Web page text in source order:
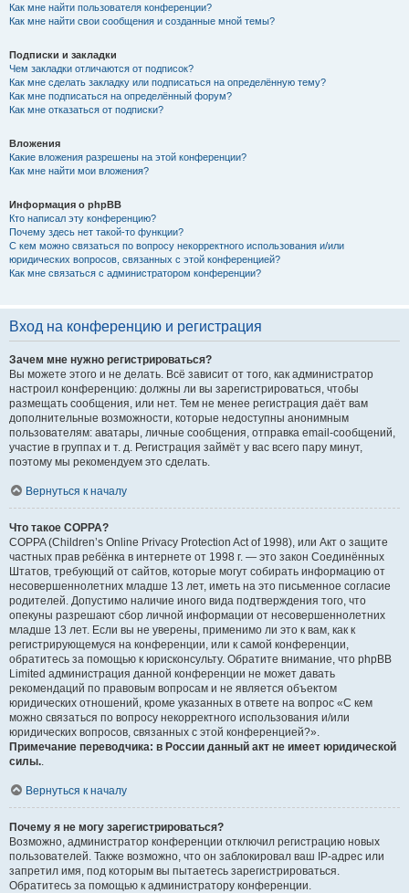
Как мне найти пользователя конференции?
Как мне найти свои сообщения и созданные мной темы?
Подписки и закладки
Чем закладки отличаются от подписок?
Как мне сделать закладку или подписаться на определённую тему?
Как мне подписаться на определённый форум?
Как мне отказаться от подписки?
Вложения
Какие вложения разрешены на этой конференции?
Как мне найти мои вложения?
Информация о phpBB
Кто написал эту конференцию?
Почему здесь нет такой-то функции?
С кем можно связаться по вопросу некорректного использования и/или
юридических вопросов, связанных с этой конференцией?
Как мне связаться с администратором конференции?
Вход на конференцию и регистрация
Зачем мне нужно регистрироваться?
Вы можете этого и не делать. Всё зависит от того, как администратор
настроил конференцию: должны ли вы зарегистрироваться, чтобы
размещать сообщения, или нет. Тем не менее регистрация даёт вам
дополнительные возможности, которые недоступны анонимным
пользователям: аватары, личные сообщения, отправка email-сообщений,
участие в группах и т. д. Регистрация займёт у вас всего пару минут,
поэтому мы рекомендуем это сделать.
Вернуться к началу
Что такое COPPA?
COPPA (Children’s Online Privacy Protection Act of 1998), или Акт о защите
частных прав ребёнка в интернете от 1998 г. — это закон Соединённых
Штатов, требующий от сайтов, которые могут собирать информацию от
несовершеннолетних младше 13 лет, иметь на это письменное согласие
родителей. Допустимо наличие иного вида подтверждения того, что
опекуны разрешают сбор личной информации от несовершеннолетних
младше 13 лет. Если вы не уверены, применимо ли это к вам, как к
регистрирующемуся на конференции, или к самой конференции,
обратитесь за помощью к юрисконсульту. Обратите внимание, что phpBB
Limited администрация данной конференции не может давать
рекомендаций по правовым вопросам и не является объектом
юридических отношений, кроме указанных в ответе на вопрос «С кем
можно связаться по вопросу некорректного использования и/или
юридических вопросов, связанных с этой конференцией?».
Примечание переводчика: в России данный акт не имеет юридической
силы..
Вернуться к началу
Почему я не могу зарегистрироваться?
Возможно, администратор конференции отключил регистрацию новых
пользователей. Также возможно, что он заблокировал ваш IP-адрес или
запретил имя, под которым вы пытаетесь зарегистрироваться.
Обратитесь за помощью к администратору конференции.